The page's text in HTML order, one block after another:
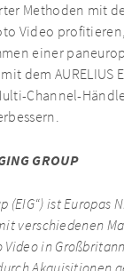
Methoden mit
Video
einer
dem
Channel-
GROUP
(EIG“) ist
verschiedenen
Video in